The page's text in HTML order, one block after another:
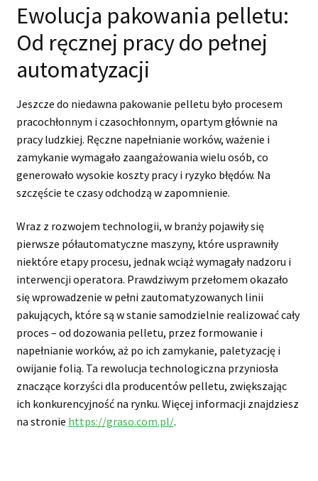
Ewolucja pakowania pelletu:
Od ręcznej pracy do pełnej
automatyzacji
Jeszcze do niedawna pakowanie pelletu było procesem
pracochłonnym i czasochłonnym, opartym głównie na
pracy ludzkiej. Ręczne napełnianie worków, ważenie i
zamykanie wymagało zaangażowania wielu osób, co
generowało wysokie koszty pracy i ryzyko błędów. Na
szczęście te czasy odchodzą w zapomnienie.
Wraz z rozwojem technologii, w branży pojawiły się
pierwsze półautomatyczne maszyny, które usprawniły
niektóre etapy procesu, jednak wciąż wymagały nadzoru i
interwencji operatora. Prawdziwym przełomem okazało
się wprowadzenie w pełni zautomatyzowanych linii
pakujących, które są w stanie samodzielnie realizować cały
proces – od dozowania pelletu, przez formowanie i
napełnianie worków, aż po ich zamykanie, paletyzację i
owijanie folią. Ta rewolucja technologiczna przyniosła
znaczące korzyści dla producentów pelletu, zwiększając
ich konkurencyjność na rynku. Więcej informacji znajdziesz
na stronie https://graso.com.pl/.